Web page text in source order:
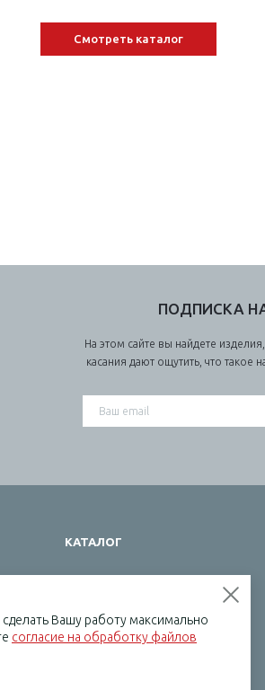
Смотреть каталог
ПОДПИСКА
На этом сайте вы найдете
касания дают ощутить, что такое
КАТАЛОГ
Бумажная продукция
Вашу работу максимально
согласие на обработку файлов